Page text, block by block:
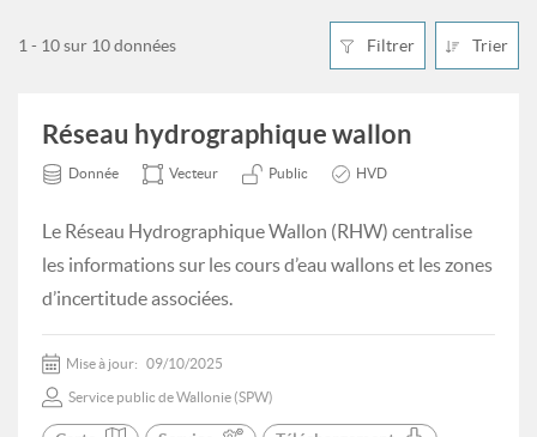
Filtrer Trier
1 - 10 sur 10 données
Réseau hydrographique wallon
Donnée Vecteur Public HVD
Le Réseau Hydrographique Wallon (RHW) centralise
les informations sur les cours d’eau wallons et les zones
d’incertitude associées.
Mise à jour: 09/10/2025
Service public de Wallonie (SPW)